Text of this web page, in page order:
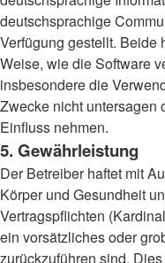
deutschsprachige
Verfügung gestellt. Beide
Weise, wie die Software
insbesondere die
Zwecke nicht untersagen
Einfluss nehmen.
5. Gewährleistung
Der Betreiber haftet mit
Körper und Gesundheit
Vertragspflichten
ein vorsätzliches oder
zurückzuführen sind.